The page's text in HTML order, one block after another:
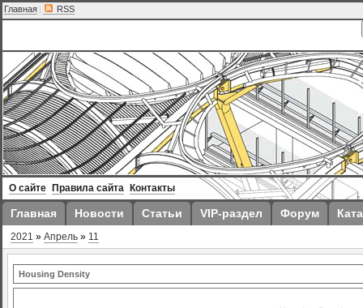
Главная | RSS
О сайте Правила сайта Контакты
Главная Новости Статьи VIP-раздел Форум
2021 » Апрель » 11
Housing Density